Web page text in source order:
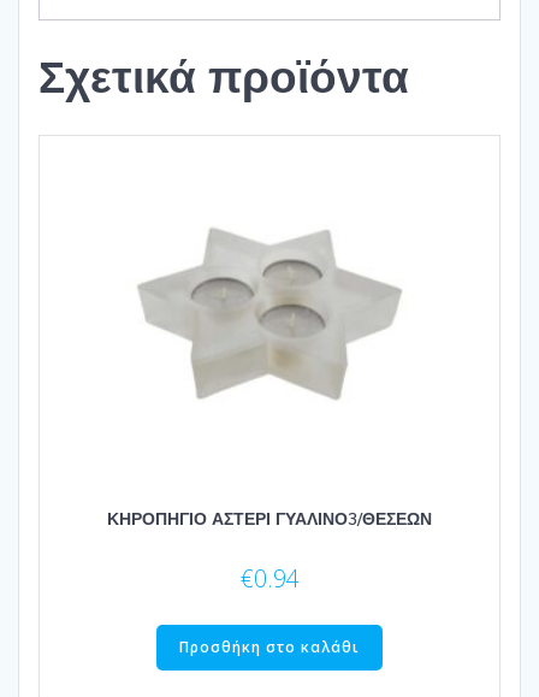
Σχετικά προϊόντα
ΚΗΡΟΠΗΓΙΟ ΑΣΤΕΡΙ ΓΥΑΛΙΝΟ3/ΘΕΣΕΩΝ
€0.94
Προσθήκη στο καλάθι